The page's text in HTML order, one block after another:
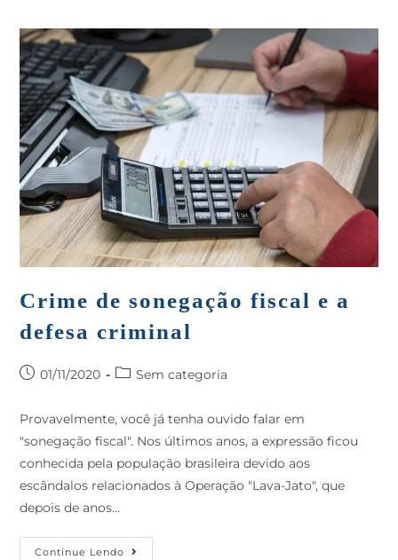
Crime de sonegação fiscal e a
defesa criminal
01/11/2020 Sem categoria
Provavelmente, você já tenha ouvido falar em
"sonegação fiscal". Nos últimos anos, a expressão ficou
conhecida pela população brasileira devido aos
escândalos relacionados à Operação "Lava-Jato", que
depois de anos…
Continue Lendo